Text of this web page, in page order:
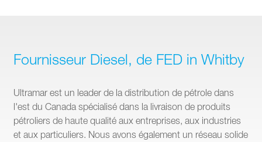
Fournisseur Diesel, de FED in Whitby
Ultramar est un leader de la distribution de pétrole dans
l'est du Canada spécialisé dans la livraison de produits
pétroliers de haute qualité aux entreprises, aux industries
et aux particuliers. Nous avons également un réseau solide